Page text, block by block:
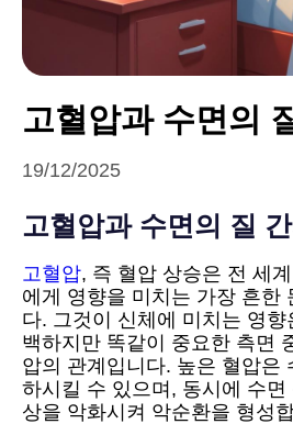
고혈압과 수면의
19/12/2025
고혈압과 수면의 질 간
고혈압, 즉 혈압 상승은 전 세
에게 영향을 미치는 가장 흔한
다. 그것이 신체에 미치는 영
백하지만 똑같이 중요한 측면
압의 관계입니다. 높은 혈압은
하시킬 수 있으며, 동시에 수
상을 악화시켜 악순환을 형성